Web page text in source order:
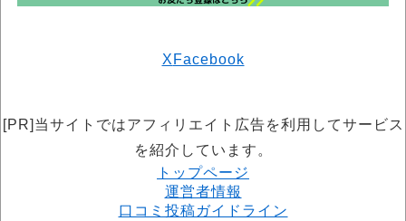
X Facebook
[PR]当サイトではアフィリエイト広告を利用してサービス
を紹介しています。
トップページ
運営者情報
口コミ投稿ガイドライン